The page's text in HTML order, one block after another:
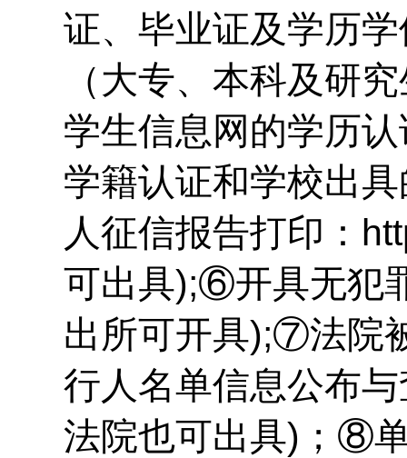
证、毕业证及学历
（大专、本科及研
学生信息网的学历
学籍认证和学校出
人征信报告打印：
可出具);⑥开具无犯
出所可开具);⑦法院
行人名单信息公布
法院也可出具)；⑧